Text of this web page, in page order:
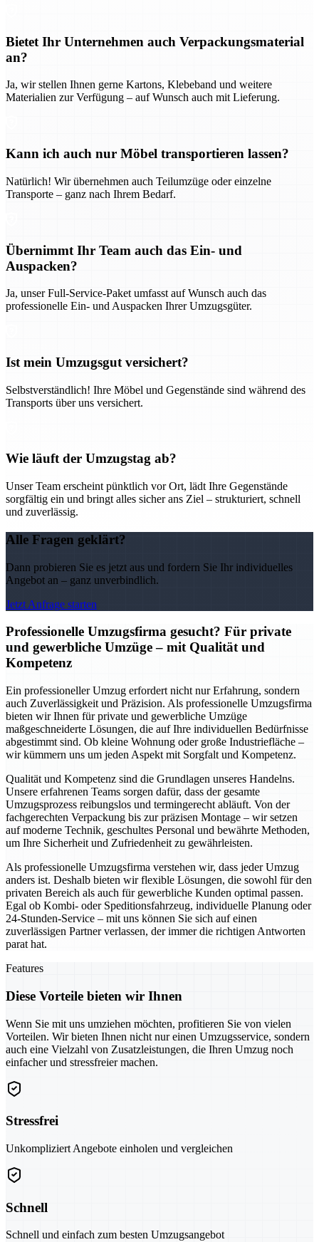
Bietet Ihr Unternehmen auch Verpackungsmaterial
an?
Ja, wir stellen Ihnen gerne Kartons, Klebeband und weitere
Materialien zur Verfügung – auf Wunsch auch mit Lieferung.
Kann ich auch nur Möbel transportieren lassen?
Natürlich! Wir übernehmen auch Teilumzüge oder einzelne
Transporte – ganz nach Ihrem Bedarf.
Übernimmt Ihr Team auch das Ein- und
Auspacken?
Ja, unser Full-Service-Paket umfasst auf Wunsch auch das
professionelle Ein- und Auspacken Ihrer Umzugsgüter.
Ist mein Umzugsgut versichert?
Selbstverständlich! Ihre Möbel und Gegenstände sind während des
Transports über uns versichert.
Wie läuft der Umzugstag ab?
Unser Team erscheint pünktlich vor Ort, lädt Ihre Gegenstände
sorgfältig ein und bringt alles sicher ans Ziel – strukturiert, schnell
und zuverlässig.
Alle Fragen geklärt?
Dann probieren Sie es jetzt aus und fordern Sie Ihr individuelles
Angebot an – ganz unverbindlich.
Jetzt Anfrage starten
Professionelle Umzugsfirma gesucht? Für private
und gewerbliche Umzüge – mit Qualität und
Kompetenz
Ein professioneller Umzug erfordert nicht nur Erfahrung, sondern
auch Zuverlässigkeit und Präzision. Als professionelle Umzugsfirma
bieten wir Ihnen für private und gewerbliche Umzüge
maßgeschneiderte Lösungen, die auf Ihre individuellen Bedürfnisse
abgestimmt sind. Ob kleine Wohnung oder große Industriefläche –
wir kümmern uns um jeden Aspekt mit Sorgfalt und Kompetenz.
Qualität und Kompetenz sind die Grundlagen unseres Handelns.
Unsere erfahrenen Teams sorgen dafür, dass der gesamte
Umzugsprozess reibungslos und termingerecht abläuft. Von der
fachgerechten Verpackung bis zur präzisen Montage – wir setzen
auf moderne Technik, geschultes Personal und bewährte Methoden,
um Ihre Sicherheit und Zufriedenheit zu gewährleisten.
Als professionelle Umzugsfirma verstehen wir, dass jeder Umzug
anders ist. Deshalb bieten wir flexible Lösungen, die sowohl für den
privaten Bereich als auch für gewerbliche Kunden optimal passen.
Egal ob Kombi- oder Speditionsfahrzeug, individuelle Planung oder
24-Stunden-Service – mit uns können Sie sich auf einen
zuverlässigen Partner verlassen, der immer die richtigen Antworten
parat hat.
Features
Diese Vorteile bieten wir Ihnen
Wenn Sie mit uns umziehen möchten, profitieren Sie von vielen
Vorteilen. Wir bieten Ihnen nicht nur einen Umzugsservice, sondern
auch eine Vielzahl von Zusatzleistungen, die Ihren Umzug noch
einfacher und stressfreier machen.
Stressfrei
Unkompliziert Angebote einholen und vergleichen
Schnell
Schnell und einfach zum besten Umzugsangebot